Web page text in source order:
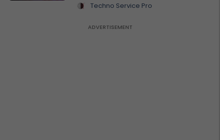
Techno Service Pro